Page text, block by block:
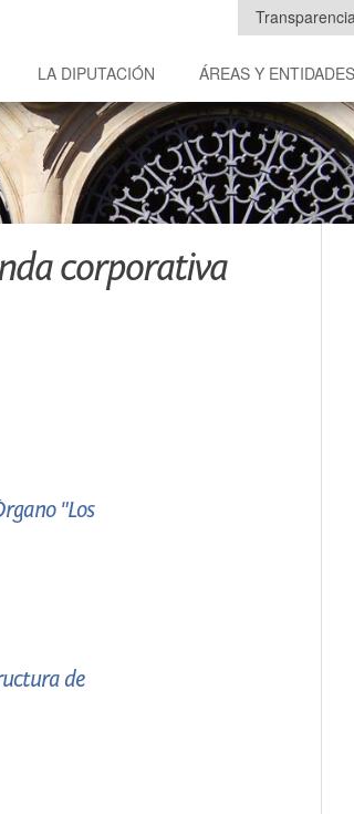
LA DIPUTACIÓN ÁREAS Y ENTIDADES
corporativa
"Los
de